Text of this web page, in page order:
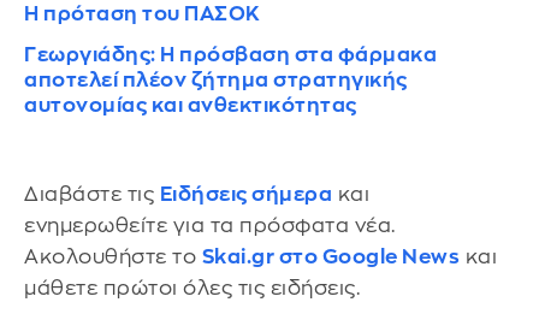
Η πρόταση του ΠΑΣΟΚ
Γεωργιάδης: Η πρόσβαση στα φάρμακα
αποτελεί πλέον ζήτημα στρατηγικής
αυτονομίας και ανθεκτικότητας
Διαβάστε τις Ειδήσεις σήμερα και
ενημερωθείτε για τα πρόσφατα νέα.
Ακολουθήστε το Skai.gr στο Google News και
μάθετε πρώτοι όλες τις ειδήσεις.